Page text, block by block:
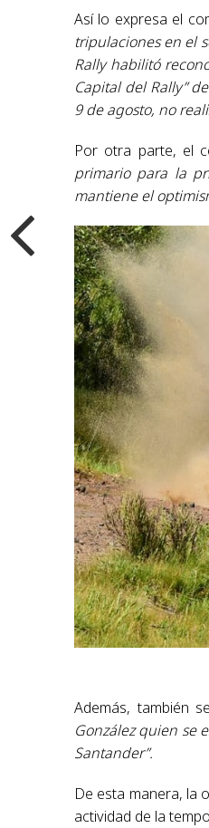
Así lo expresa el
tripulaciones en el
Rally habilitó
Capital del Rally”
9 de agosto, no
Por otra parte, el
primario para la
mantiene el
Además, también
González quien se
Santander”.
De esta manera, la
actividad de la